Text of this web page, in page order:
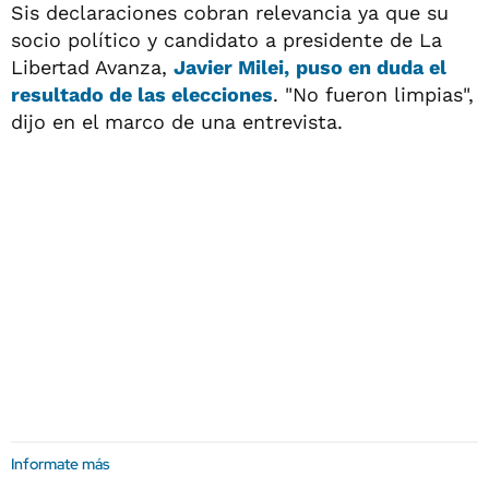
Sis declaraciones cobran relevancia ya que su
socio político y candidato a presidente de La
Libertad Avanza, Javier Milei, puso en duda el
resultado de las elecciones. "No fueron limpias",
dijo en el marco de una entrevista.
Informate más